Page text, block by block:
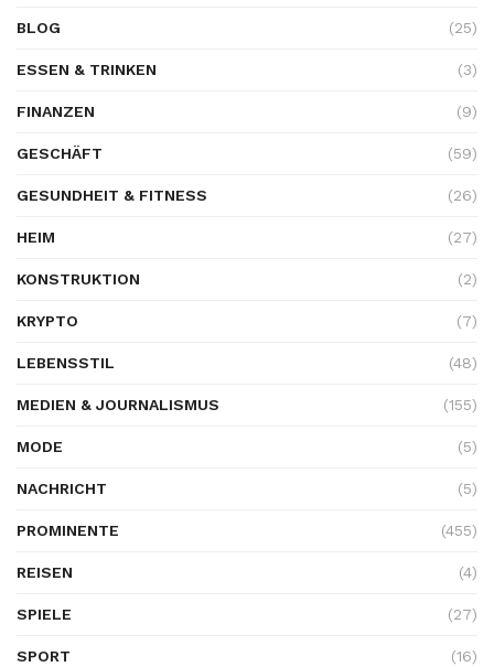
BLOG (25)
ESSEN & TRINKEN (3)
FINANZEN (9)
GESCHÄFT (59)
GESUNDHEIT & FITNESS (26)
HEIM (27)
KONSTRUKTION (2)
KRYPTO (7)
LEBENSSTIL (48)
MEDIEN & JOURNALISMUS (155)
MODE (5)
NACHRICHT (5)
PROMINENTE (455)
REISEN (4)
SPIELE (27)
SPORT (16)